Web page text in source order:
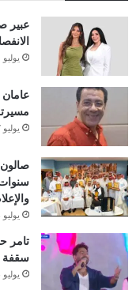
عبير
يوليو 18, 2026
يوليو 17, 2026
يوليو 13, 2026
سقفة
يوليو 13, 2026